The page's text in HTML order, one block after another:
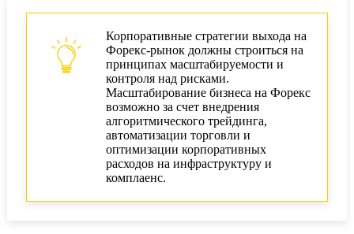
Корпоративные стратегии выхода на
Форекс-рынок должны строиться на
принципах масштабируемости и
контроля над рисками.
Масштабирование бизнеса на Форекс
возможно за счет внедрения
алгоритмического трейдинга,
автоматизации торговли и
оптимизации корпоративных
расходов на инфраструктуру и
комплаенс.